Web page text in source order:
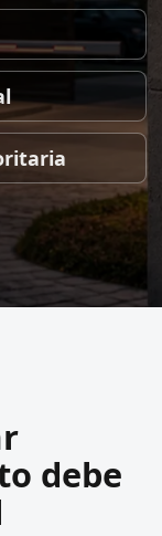
debe